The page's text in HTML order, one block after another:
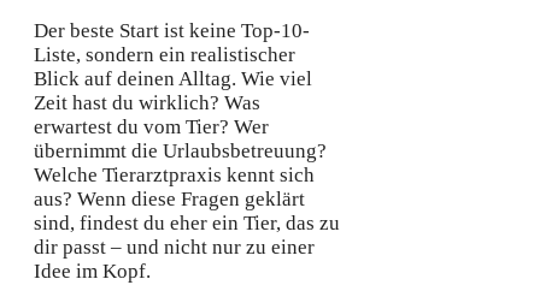
Der beste Start ist keine Top-10-
Liste, sondern ein realistischer
Blick auf deinen Alltag. Wie viel
Zeit hast du wirklich? Was
erwartest du vom Tier? Wer
übernimmt die Urlaubsbetreuung?
Welche Tierarztpraxis kennt sich
aus? Wenn diese Fragen geklärt
sind, findest du eher ein Tier, das zu
dir passt – und nicht nur zu einer
Idee im Kopf.